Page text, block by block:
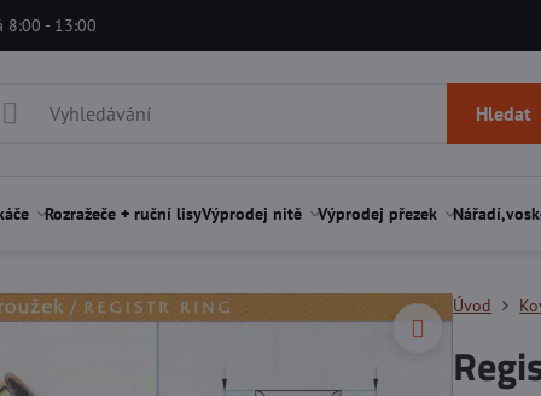
8:00 - 13:00
Hledat
Rozražeče + ruční lisyVýprodej nitě Výprodej přezek
Úvod